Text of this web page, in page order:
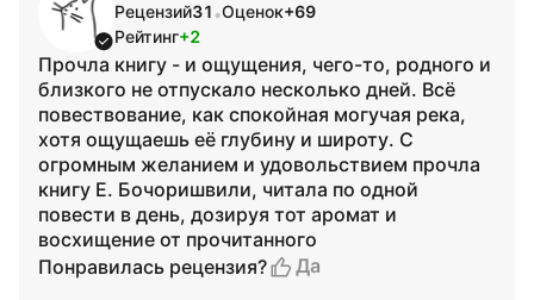
Рецензий31 •Оценок+69
Рейтинг+2
Прочла книгу - и ощущения, чего-то, родного и
близкого не отпускало несколько дней. Всё
повествование, как спокойная могучая река,
хотя ощущаешь её глубину и широту. С
огромным желанием и удовольствием прочла
книгу Е. Бочоришвили, читала по одной
повести в день, дозируя тот аромат и
восхищение от прочитанного
Понравилась рецензия?
Да